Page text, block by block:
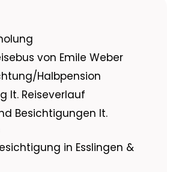
von Emile Weber
Halbpension
lt. Reiseverlauf
Besichtigungen lt.
in Esslingen &